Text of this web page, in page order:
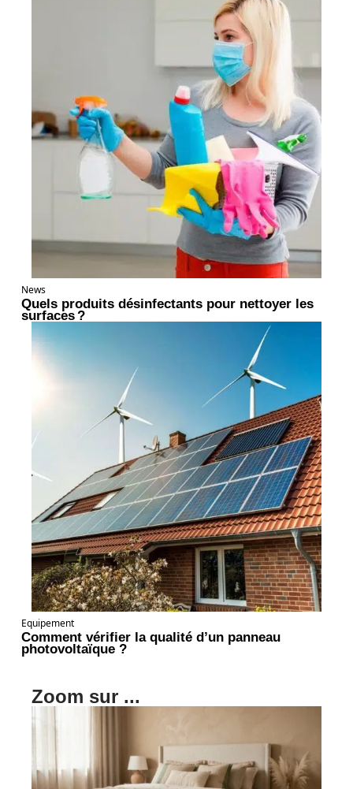
News
Quels produits désinfectants pour nettoyer les
surfaces ?
Equipement
Comment vérifier la qualité d’un panneau
photovoltaïque ?
Zoom sur ...